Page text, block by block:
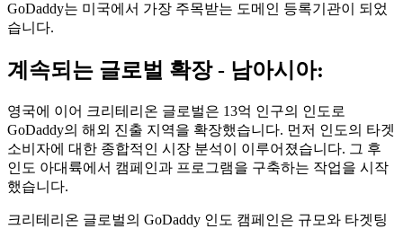
GoDaddy는 미국에서 가장 주목받는 도메인 등록기관이 되었
습니다.
계속되는 글로벌 확장 - 남아시아:
영국에 이어 크리테리온 글로벌은 13억 인구의 인도로
GoDaddy의 해외 진출 지역을 확장했습니다. 먼저 인도의 타겟
소비자에 대한 종합적인 시장 분석이 이루어졌습니다. 그 후
인도 아대륙에서 캠페인과 프로그램을 구축하는 작업을 시작
했습니다.
크리테리온 글로벌의 GoDaddy 인도 캠페인은 규모와 타겟팅